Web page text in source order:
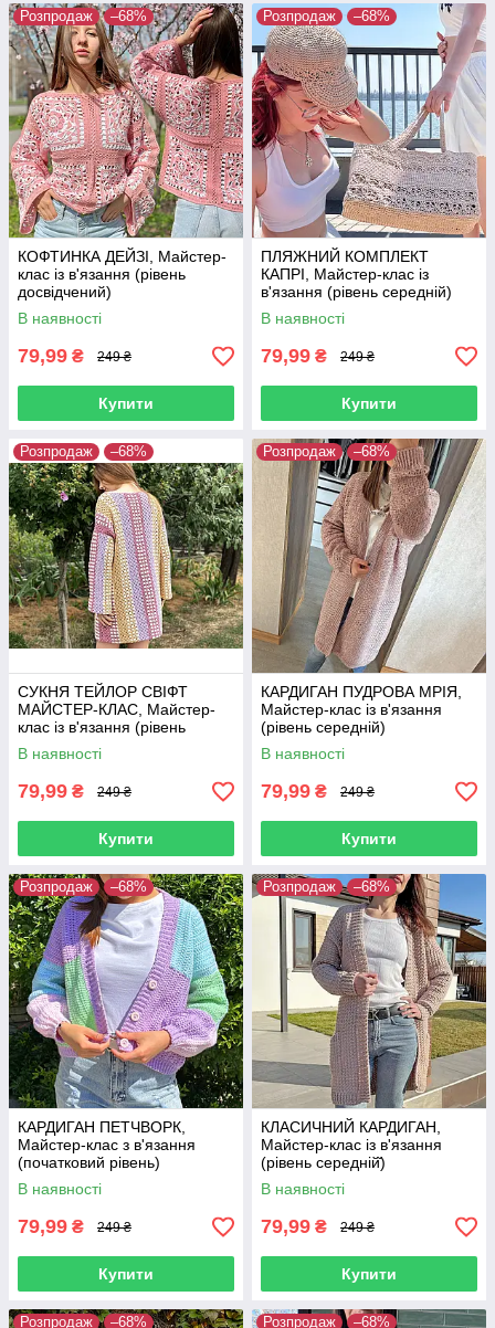
Розпродаж –68%
КОФТИНКА ДЕЙЗІ, Майстер-
клас із в'язання (рівень
досвідчений)
В наявності
79,99 ₴ 249 ₴
Купити
Розпродаж –68%
ПЛЯЖНИЙ КОМПЛЕКТ
КАПРІ, Майстер-клас із
в'язання (рівень середній)
В наявності
79,99 ₴ 249 ₴
Купити
Розпродаж –68%
СУКНЯ ТЕЙЛОР СВІФТ
МАЙСТЕР-КЛАС, Майстер-
клас із в'язання (рівень
початківець)
В наявності
79,99 ₴ 249 ₴
Купити
Розпродаж –68%
КАРДИГАН ПУДРОВА МРІЯ,
Майстер-клас із в'язання
(рівень середній)
В наявності
79,99 ₴ 249 ₴
Купити
Розпродаж –68%
КАРДИГАН ПЕТЧВОРК,
Майстер-клас з в'язання
(початковий рівень)
В наявності
79,99 ₴ 249 ₴
Купити
Розпродаж –68%
КЛАСИЧНИЙ КАРДИГАН,
Майстер-клас із в'язання
(рівень середній̆)
В наявності
79,99 ₴ 249 ₴
Купити
Розпродаж –68% Розпродаж –68%